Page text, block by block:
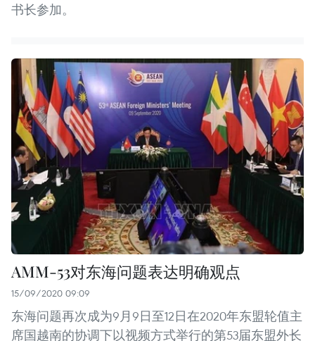
书长参加。
AMM-53对东海问题表达明确观点
15/09/2020 09:09
东海问题再次成为9月9日至12日在2020年东盟轮值主
席国越南的协调下以视频方式举行的第53届东盟外长